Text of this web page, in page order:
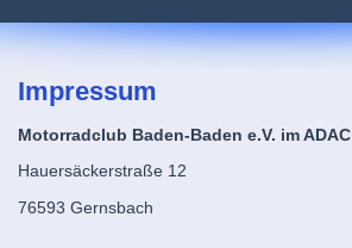
Impressum
Motorradclub Baden-Baden e.V. im ADAC
Hauersäckerstraße 12
76593 Gernsbach